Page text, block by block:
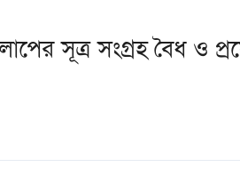
সূত্র সংগ্রহ বৈধ ও